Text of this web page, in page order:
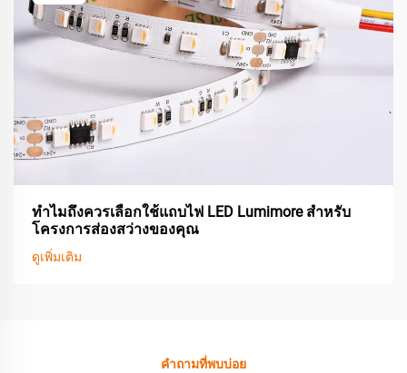
ทำไมถึงควรเลือกใช้แถบไฟ LED Lumimore สำหรับ
โครงการส่องสว่างของคุณ
ดูเพิ่มเติม
คำถามที่พบบ่อย